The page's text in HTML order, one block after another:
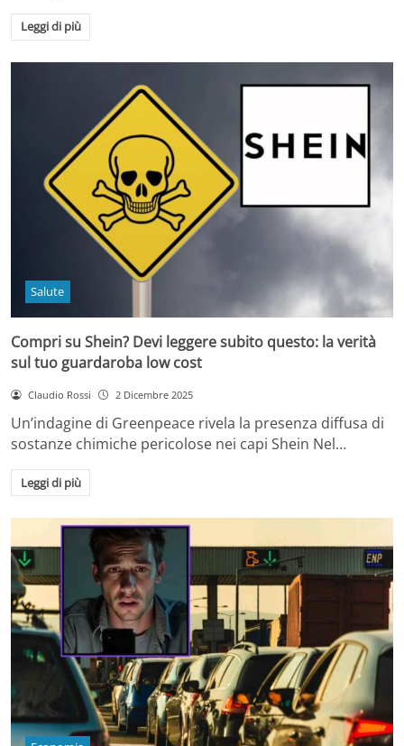
Leggi di più
Salute
Compri su Shein? Devi leggere subito questo: la verità
sul tuo guardaroba low cost
Claudio Rossi 2 Dicembre 2025
Un’indagine di Greenpeace rivela la presenza diffusa di
sostanze chimiche pericolose nei capi Shein Nel…
Leggi di più